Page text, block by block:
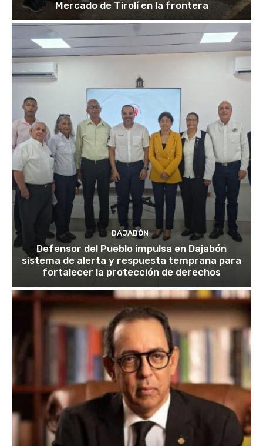
Mercado de Tirolí en la frontera
DAJABÓN
Defensor del Pueblo impulsa en Dajabón
sistema de alerta y respuesta temprana para
fortalecer la protección de derechos